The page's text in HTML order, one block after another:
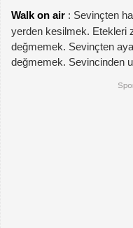
Walk on air : Sevinçten
yerden kesilmek. Etekleri
değmemek. Sevinçten
değmemek. Sevincinden